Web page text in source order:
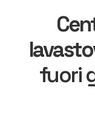
fuori